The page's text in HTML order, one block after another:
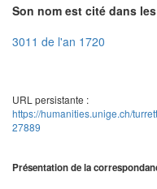
Son nom est cité dans
3011 de l'an 1720
URL persistante :
https://humanities.unige.ch/
27889
Présentation de la